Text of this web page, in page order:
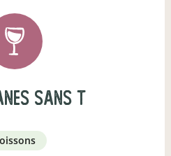
sans T
boissons